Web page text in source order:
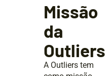
Missão
da
Outliers
A Outliers tem